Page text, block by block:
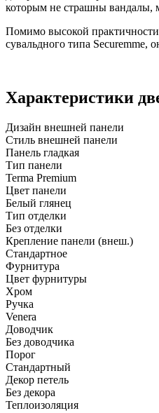
которым не страшны вандалы,
Помимо высокой
сувальдного типа Securemme,
Характеристики
Дизайн внешней панели
Стиль внешней панели
Панель гладкая
Тип панели
Terma Premium
Цвет панели
Белый глянец
Тип отделки
Без отделки
Крепление панели (внеш.)
Стандартное
Фурнитура
Цвет фурнитуры
Хром
Ручка
Venera
Доводчик
Без доводчика
Порог
Стандартный
Декор петель
Без декора
Теплоизоляция